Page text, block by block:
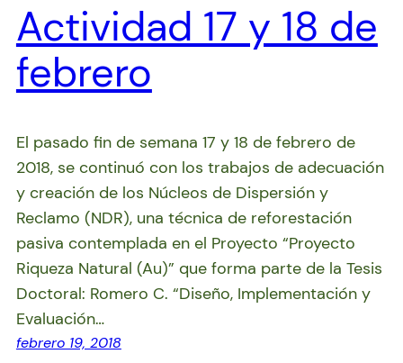
Actividad 17 y 18 de
febrero
El pasado fin de semana 17 y 18 de febrero de
2018, se continuó con los trabajos de adecuación
y creación de los Núcleos de Dispersión y
Reclamo (NDR), una técnica de reforestación
pasiva contemplada en el Proyecto “Proyecto
Riqueza Natural (Au)” que forma parte de la Tesis
Doctoral: Romero C. “Diseño, Implementación y
Evaluación…
febrero 19, 2018